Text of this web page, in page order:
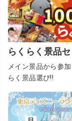
らくらく景品セ
メイン景品から参
らく景品選び!!